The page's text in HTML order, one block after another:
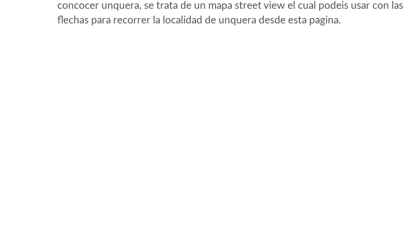
concocer unquera, se trata de un mapa street view el cual podeis usar con las
flechas para recorrer la localidad de unquera desde esta pagina.